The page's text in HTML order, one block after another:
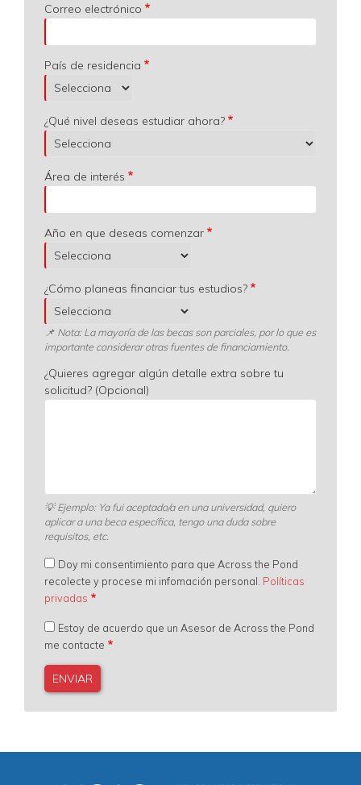
Correo electrónico
País de residencia
¿Qué nivel deseas estudiar ahora?
Área de interés
Año en que deseas comenzar
¿Cómo planeas financiar tus estudios?
📌 Nota: La mayoría de las becas son parciales, por lo que es
importante considerar otras fuentes de financiamiento.
¿Quieres agregar algún detalle extra sobre tu
solicitud? (Opcional)
💡Ejemplo: Ya fui aceptado/a en una universidad, quiero
aplicar a una beca específica, tengo una duda sobre
requisitos, etc.
Doy mi consentimiento para que Across the Pond
recolecte y procese mi infomación personal. Políticas
privadas
Estoy de acuerdo que un Asesor de Across the Pond
me contacte